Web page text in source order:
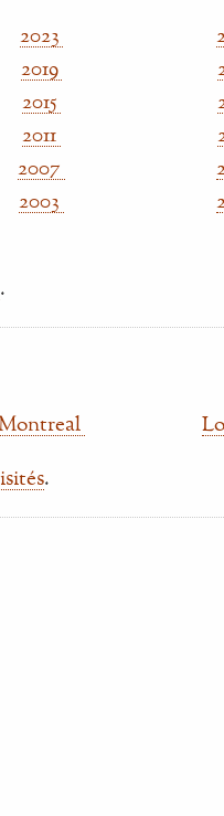
2023
2019
2015
2011
2007
2003
.
.